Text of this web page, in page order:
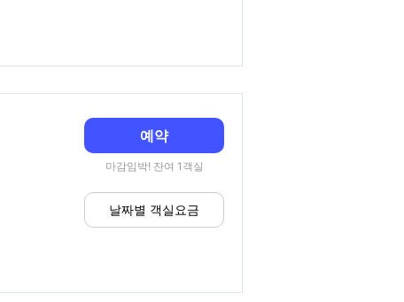
예약
마감임박! 잔여 1객실
날짜별 객실요금